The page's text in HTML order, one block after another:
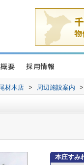
要 採用情報
材木店 > 周辺施設案内 >
本庄すみ